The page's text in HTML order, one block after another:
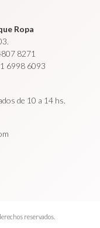
Ropa
8271
6998 6093
de 10 a 14 hs.
reservados.